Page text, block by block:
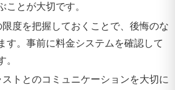
ことが大切です。
限度を把握しておくことで、後悔のな
す。事前に料金システムを確認して
。
ストとのコミュニケーションを大切に